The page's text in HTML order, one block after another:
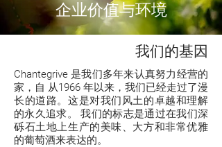
企业价值与环境
​我们的基因
Chantegrive 是我们多年来认真努力经营的
家，自 从1966 年以来，我们已经走过了漫
长的道路。这是对我们风土的卓越和理解
的永久追求。 我们的标志是通过在我们深
砾石土地上生产的美味、大方和非常优雅
的葡萄酒来表达的。